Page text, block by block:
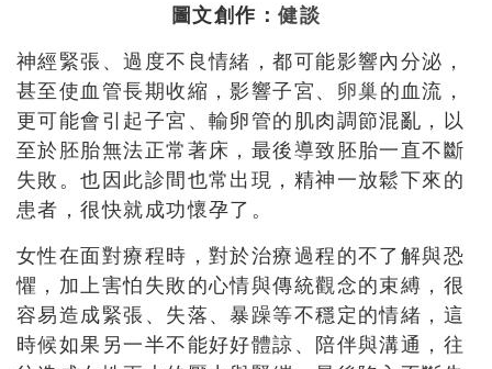
圖文創作：健談
神經緊張、過度不良情緒，都可能影響內分泌，
甚至使血管長期收縮，影響子宮、 卵巢的血流，
更可能會引起子宮、輸卵管的肌肉調節混亂，以
至於胚胎無法正常著床，最後導致胚胎一直不斷
失敗。也因此診間也常出現，精神一放鬆下來的
患者，很快就成功懷孕了。
女性在面對療程時，對於治療過程的不了解與恐
懼，加上害怕失敗的心情與傳統觀念的束縛，很
容易造成緊張、失落、暴躁等不穩定的情緒，這
時候如果另一半不能好好體諒、陪伴與溝通，往